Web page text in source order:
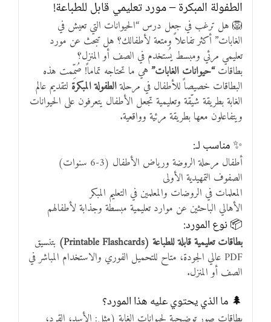
الطفولة المبكرة – مورد تعليمي قابل للطباعة!
🦁 هل ترغب في جعل درس “الحيوانات التي تعيش في
الغابات” أكثر تفاعلاً ومتعة لأطفالك؟ هل تبحث عن مورد
تعليمي مرئي ومبسط يُستخدم في الصف أو المنزل؟
بطاقات“حيوانات الغابات”هي ما تحتاجه تماماً! صُمِّمت هذه
البطاقات خصيصاً للأطفال في مرحلةالطفولة المبكرة لتقديم عالم
الغابة بطريقة شيّقة وتعليمية تجعل الأطفال يتعرفون على الحيوانات
ويتفاعلون معها بطريقة مرئية وواقعية.
✨ مناسب لـ:
أطفال مرحلة الروضة ورياض الأطفال (3-6 سنوات)
الصفوف التمهيدية الأولى
المعلمات في الروضات والمعلمين في التعليم المبكر
الأهالي الباحثين عن موارد تعليمية مبسطة وجذابة لأطفالهم
📦 نوع المورد:
بطاقات تعليمية قابلة للطباعة (Printable Flashcards)
بتنسيق
PDF عالي الجودة، متاح للتحميل الفوري والاستخدام المباشر في
الصف أو المنزل.
🌲 ما الذي يحتوي عليه هذا المورد؟